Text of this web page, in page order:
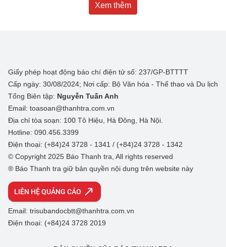
Xem thêm
Giấy phép hoạt động báo chí điện tử số: 237/GP-BTTTT
Cấp ngày: 30/08/2024; Nơi cấp: Bộ Văn hóa - Thể thao và Du lịch
Tổng Biên tập: Nguyễn Tuấn Anh
Email: toasoan@thanhtra.com.vn
Địa chỉ tòa soạn: 100 Tô Hiệu, Hà Đông, Hà Nội.
Hotline: 090.456.3399
Điện thoại: (+84)24 3728 - 1341 / (+84)24 3728 - 1342
© Copyright 2025 Báo Thanh tra, All rights reserved
® Báo Thanh tra giữ bản quyền nội dung trên website này
LIÊN HỆ QUẢNG CÁO
Email: trisubandocbtt@thanhtra.com.vn
Điện thoại: (+84)24 3728 2019